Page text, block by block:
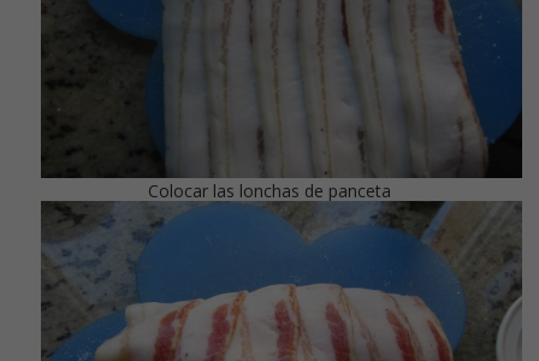
Colocar las lonchas de panceta